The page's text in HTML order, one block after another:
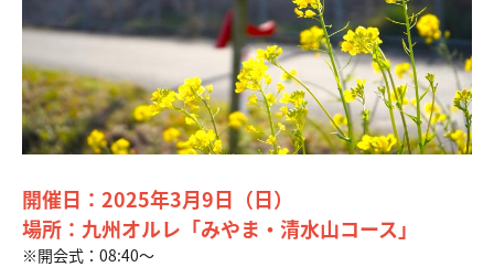
開催日：2025年3月9日（日）
場所：九州オルレ「みやま・清水山コース」
※開会式：08:40～